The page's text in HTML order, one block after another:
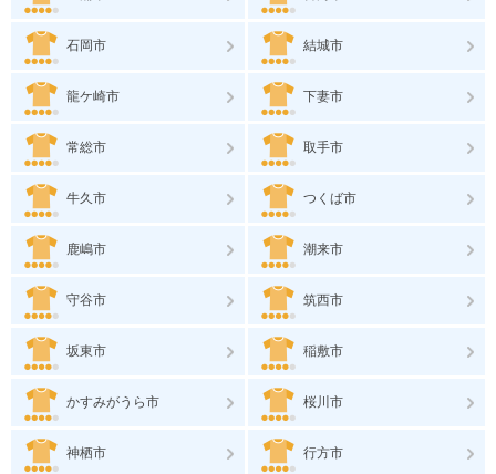
石岡市 結城市
龍ケ崎市 下妻市
常総市 取手市
牛久市 つくば市
鹿嶋市 潮来市
守谷市 筑西市
坂東市 稲敷市
かすみがうら市 桜川市
神栖市 行方市